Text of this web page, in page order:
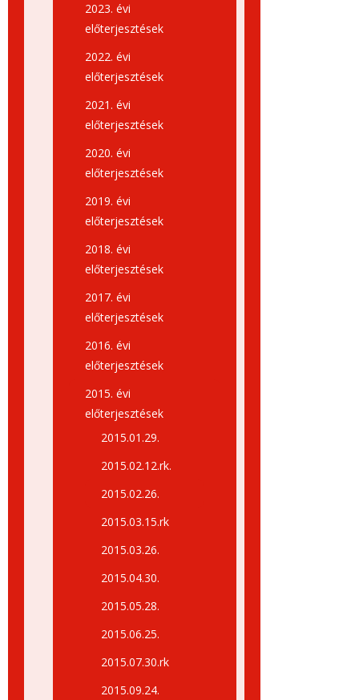
2023. évi
előterjesztések
2022. évi
előterjesztések
2021. évi
előterjesztések
2020. évi
előterjesztések
2019. évi
előterjesztések
2018. évi
előterjesztések
2017. évi
előterjesztések
2016. évi
előterjesztések
2015. évi
előterjesztések
2015.01.29.
2015.02.12.rk.
2015.02.26.
2015.03.15.rk
2015.03.26.
2015.04.30.
2015.05.28.
2015.06.25.
2015.07.30.rk
2015.09.24.